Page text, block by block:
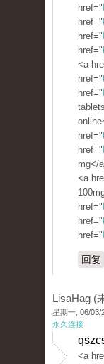
href="
href="
href="
href="
<a
href="
href="
href="
href="
mg</
<a
href="
href="
href="
回复
LisaHag (
星期一, 06/03/
永久连接
<a